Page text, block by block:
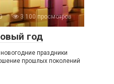
3 100 просмотров
год
праздники
прошлых поколений